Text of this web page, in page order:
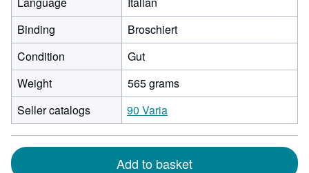
Binding
Broschiert
Condition
Gut
Weight
565 grams
Seller catalogs
90 Varia
Add to basket